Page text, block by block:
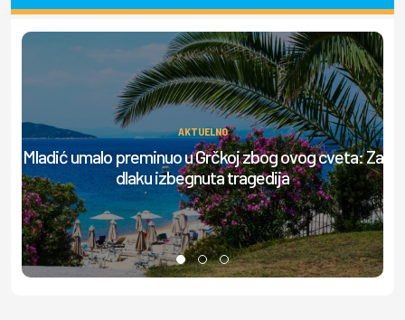
AKTUELNO
Mladić umalo preminuo u Grčkoj zbog ovog cveta: Za
dlaku izbegnuta tragedija